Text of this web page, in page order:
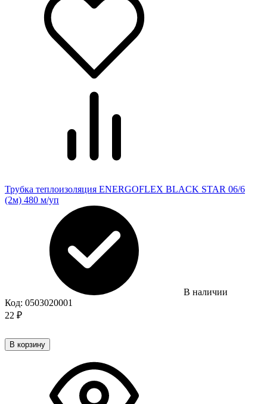
Трубка теплоизоляция ENERGOFLEX BLACK STAR 06/6
(2м) 480 м/уп
В наличии
Код: 0503020001
22 ₽
В корзину